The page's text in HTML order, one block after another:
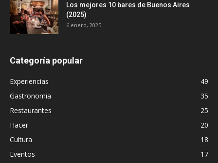
Los mejores 10 bares de Buenos Aires
(2025)
6 enero, 2025
Categoría popular
Experiencias
49
Gastronomia
35
Restaurantes
25
Hacer
20
Cultura
18
Eventos
17